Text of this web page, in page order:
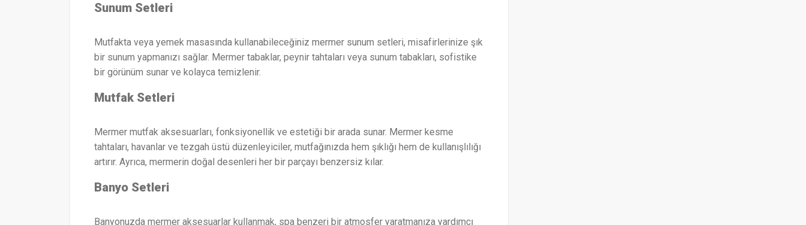
Sunum Setleri
Mutfakta veya yemek masasında kullanabileceğiniz mermer sunum setleri, misafirlerinize şık
bir sunum yapmanızı sağlar. Mermer tabaklar, peynir tahtaları veya sunum tabakları, sofistike
bir görünüm sunar ve kolayca temizlenir.
Mutfak Setleri
Mermer mutfak aksesuarları, fonksiyonellik ve estetiği bir arada sunar. Mermer kesme
tahtaları, havanlar ve tezgah üstü düzenleyiciler, mutfağınızda hem şıklığı hem de kullanışlılığı
artırır. Ayrıca, mermerin doğal desenleri her bir parçayı benzersiz kılar.
Banyo Setleri
Banyonuzda mermer aksesuarlar kullanmak, spa benzeri bir atmosfer yaratmanıza yardımcı